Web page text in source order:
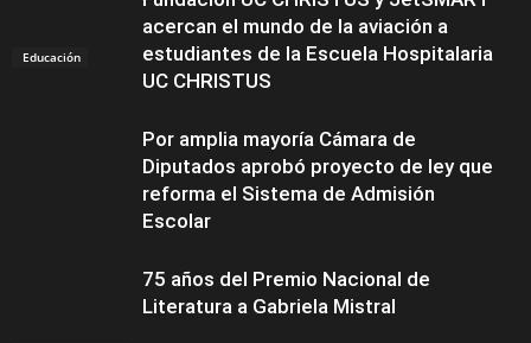
Educación
acercan el mundo de la aviación a
estudiantes de la Escuela Hospitalaria
UC CHRISTUS
Por amplia mayoría Cámara de
Diputados aprobó proyecto de ley que
reforma el Sistema de Admisión
Escolar
75 años del Premio Nacional de
Literatura a Gabriela Mistral